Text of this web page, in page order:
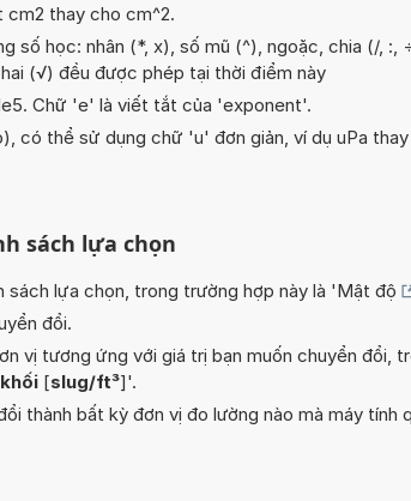
thay cho cm^2.
số học: nhân (*, x), số mũ (^), ngoặc, chia (/, :,
(√) đều được phép tại thời điểm này
Chữ 'e' là viết tắt của 'exponent'.
có thể sử dụng chữ 'u' đơn giản, ví dụ uPa thay
sách lựa chọn
sách lựa chọn, trong trường hợp này là 'Mật độ
đổi.
vị tương ứng với giá trị bạn muốn chuyển đổi,
[slug/ft³]'.
thành bất kỳ đơn vị đo lường nào mà máy tính